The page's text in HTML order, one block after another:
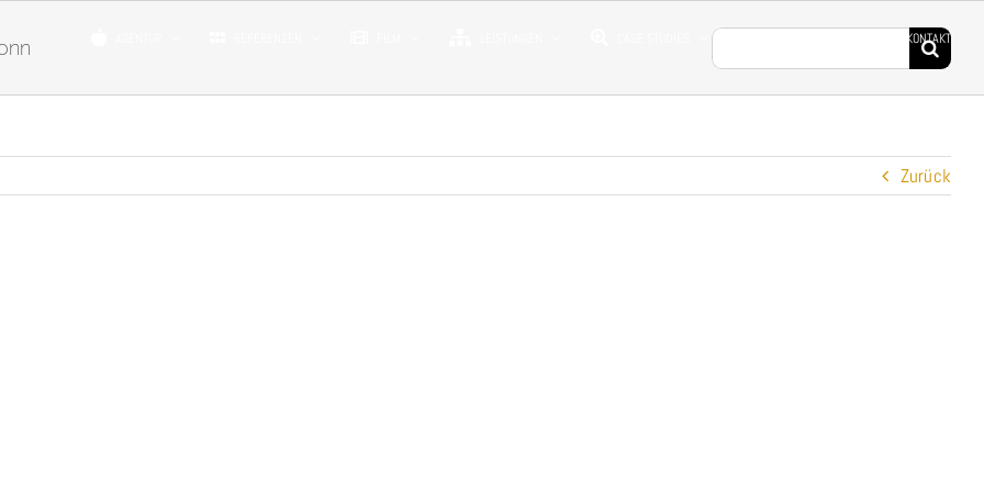
KONTAKT
Suche
nach:
Zurück